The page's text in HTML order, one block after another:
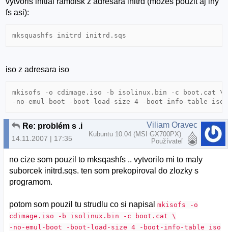
fs asi):
iso z adresara iso
mkisofs -o cdimage.iso -b isolinux.bin -c boot.cat \
Re: problém s .iso
14.11.2007 | 17:35
Viliam Oravec
Kubuntu 10.04 (MSI GX700PX)
Používateľ
no cize som pouzil to mksqashfs .. vytvorilo mi to maly
suborcek initrd.sqs. ten som prekopiroval do zlozky s
programom.
potom som pouzil tu strudlu co si napisalmkisofs -o
cdimage.iso -b isolinux.bin -c boot.cat \
-no-emul-boot -boot-load-size 4 -boot-info-table iso